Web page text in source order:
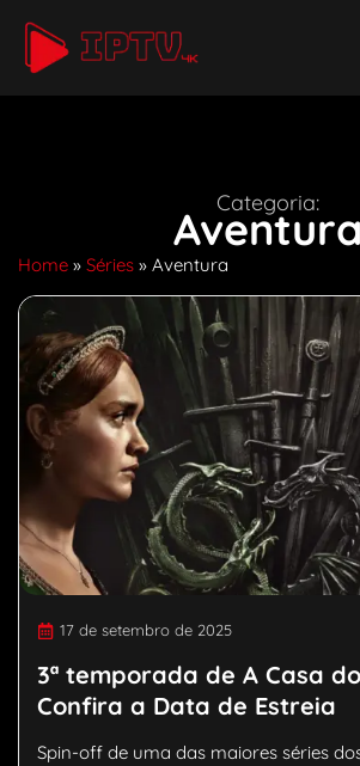
Categoria:
Aventura
Home » Séries » Aventura
17 de setembro de 2025
3ª temporada de A Casa
Confira a Data de Estreia
Spin-off de uma das maiores séries